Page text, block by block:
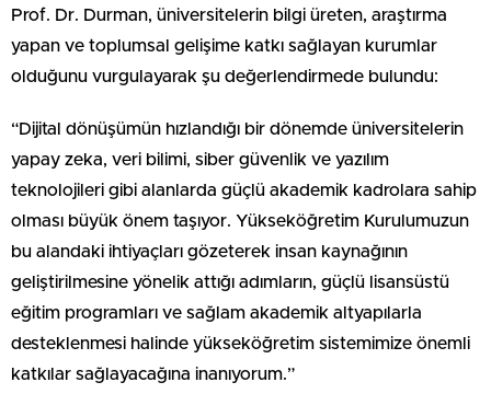
Prof. Dr. Durman, üniversitelerin bilgi üreten, araştırma
yapan ve toplumsal gelişime katkı sağlayan kurumlar
olduğunu vurgulayarak şu değerlendirmede bulundu:
“Dijital dönüşümün hızlandığı bir dönemde üniversitelerin
yapay zeka, veri bilimi, siber güvenlik ve yazılım
teknolojileri gibi alanlarda güçlü akademik kadrolara sahip
olması büyük önem taşıyor. Yükseköğretim Kurulumuzun
bu alandaki ihtiyaçları gözeterek insan kaynağının
geliştirilmesine yönelik attığı adımların, güçlü lisansüstü
eğitim programları ve sağlam akademik altyapılarla
desteklenmesi halinde yükseköğretim sistemimize önemli
katkılar sağlayacağına inanıyorum.”